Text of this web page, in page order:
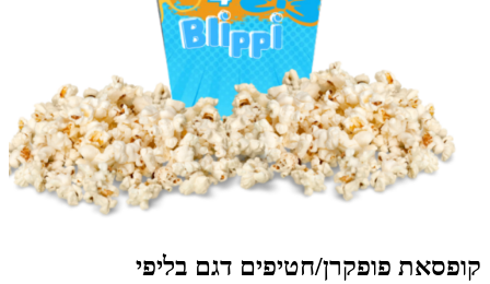
קופסאת פופקרן/חטיפים דגם בליפי